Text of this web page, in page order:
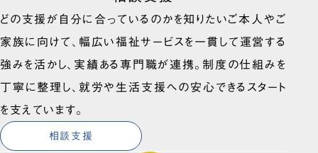
どの支援が自分に合っているのかを知りたいご本人やご
家族に向けて、幅広い福祉サービスを一貫して運営する
強みを活かし、実績ある専門職が連携。制度の仕組みを
丁寧に整理し、就労や生活支援への安心できるスタート
を支えています。
相談支援